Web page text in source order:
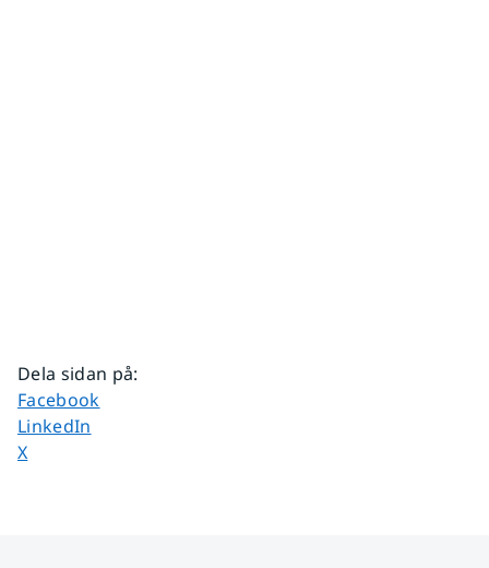
Dela sidan på:
Dela sidan på
Facebook
Dela sidan på
LinkedIn
Dela sidan på
X